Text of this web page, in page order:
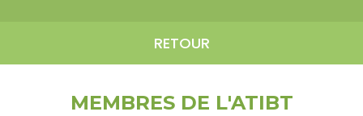
RETOUR
MEMBRES DE L'ATIBT